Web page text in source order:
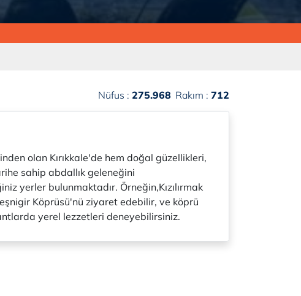
Nüfus : 275.968 Rakım : 712
olan Kırıkkale'de hem doğal güzellikleri,
sahip abdallık geleneğini
yerler bulunmaktadır. Örneğin,Kızılırmak
Köprüsü'nü ziyaret edebilir, ve köprü
yerel lezzetleri deneyebilirsiniz.